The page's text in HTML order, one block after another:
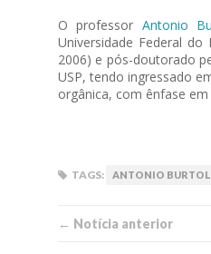
O professor Antonio
Universidade Federal do
2006) e pós-doutorado
USP, tendo ingressado
orgânica, com ênfase
TAGS: ANTONIO
← Notí­cia anterior